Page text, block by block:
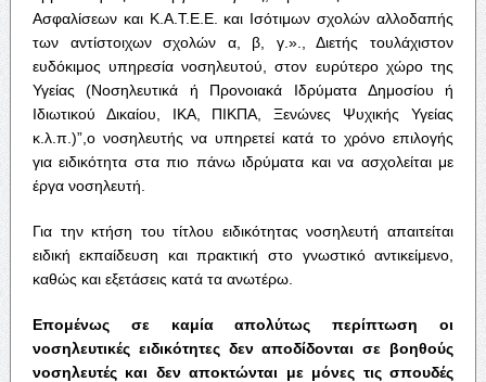
Ασφαλίσεων και Κ.Α.Τ.Ε.Ε. και Ισότιμων σχολών αλλοδαπής
των αντίστοιχων σχολών α, β, γ.»., Διετής τουλάχιστον
ευδόκιμος υπηρεσία νοσηλευτού, στον ευρύτερο χώρο της
Υγείας (Νοσηλευτικά ή Προνοιακά Ιδρύματα Δημοσίου ή
Ιδιωτικού Δικαίου, ΙΚΑ, ΠΙΚΠΑ, Ξενώνες Ψυχικής Υγείας
κ.λ.π.)”,ο νοσηλευτής να υπηρετεί κατά το χρόνο επιλογής
για ειδικότητα στα πιο πάνω ιδρύματα και να ασχολείται με
έργα νοσηλευτή.
Για την κτήση του τίτλου ειδικότητας νοσηλευτή απαιτείται
ειδική εκπαίδευση και πρακτική στο γνωστικό αντικείμενο,
καθώς και εξετάσεις κατά τα ανωτέρω.
Επομένως σε καμία απολύτως περίπτωση
οι
νοσηλευτικές ειδικότητες δεν αποδίδονται σε βοηθούς
νοσηλευτές και δεν αποκτώνται με μόνες τις σπουδές